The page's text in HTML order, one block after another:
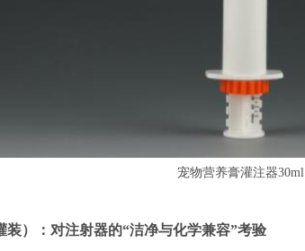
宠物营养膏灌注器30ml
装）：对注射器的“洁净与化学兼容”考验